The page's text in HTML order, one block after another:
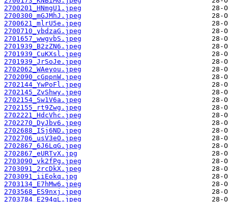
2700201_HNmgU1.jpeg
2700300_mGJMhJ.jpeg
2700621_mlrU5e.jpeg
2700710_ybdzaG.jpeg
2701657_wwgvbS.jpeg
2701939_B2zZN6.jpeg
2701939_CuKXsl.jpeg
2701939_JrSoJe.jpeg
2702062_WAeyou.jpeg
2702090_cGppnW.jpeg
2702144_YwPoFl.jpeg
2702145_ZvShwy.jpeg
2702154_Sw1V6a.jpeg
2702155_rt9Zwg.jpeg
2702221_HdcVhc.jpeg
2702270_DyJbv6.jpeg
2702688_ISj6ND.jpeg
2702706_usV3eO.jpeg
2702867_6J6LqG.jpeg
2702867_eURTvX.jpg
2703090_vk2fPg.jpeg
2703091_2rcDkX.jpeg
2703091_iiEokq.jpg
2703134_E7hMw6.jpeg
2703568_ES9nxj.jpeg
2703784_E294qL.jpeg